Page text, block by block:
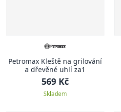
Petromax Kleště na grilování
a dřevěné uhlí za1
569 Kč
Skladem